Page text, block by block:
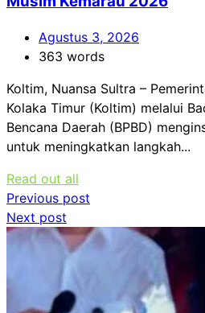
Agustus 3, 2026
363 words
Koltim, Nuansa Sultra –
Kolaka Timur (Koltim) melalui
Bencana Daerah (BPBD)
untuk meningkatkan langkah...
Read out all
Navigasi
pos
Previous post
Next post